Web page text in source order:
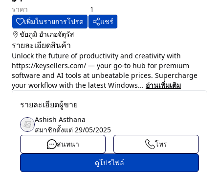
ราคา
1
เพิ่มในรายการโปรด
แชร์
ชัยภูมิ อำเภอจัตุรัส
รายละเอียดสินค้า
Unlock the future of productivity and creativity with
https://keysellers.com/ — your go-to hub for premium
software and AI tools at unbeatable prices. Supercharge
your workflow with the latest Windows... อ่านเพิ่มเติม
รายละเอียดผู้ขาย
Ashish Asthana
สมาชิกตั้งแต่ 29/05/2025
สนทนา
โทร
ดูโปรไฟล์